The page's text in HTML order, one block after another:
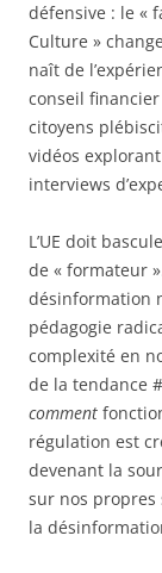
défensive : le «
Culture »
naît de
conseil
citoyens
vidéos
interviews
L’UE doit
de « formateur
désinformation
pédagogie
complexité en
de la tendance
comment
régulation est
devenant la
sur nos propres
la